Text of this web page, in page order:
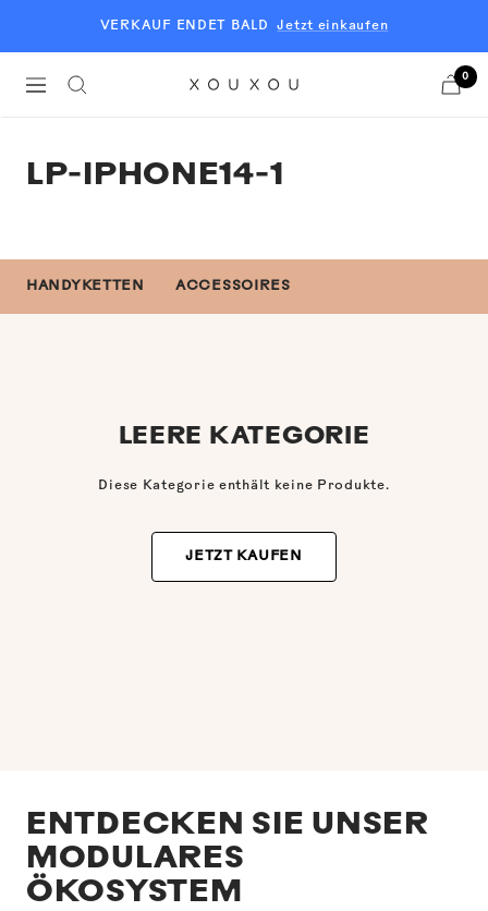
Inhalt
VERKAUF ENDET BALD Jetzt einkaufen
Navigation
XOUXOU
0
LP-IPHONE14-1
HANDYKETTEN ACCESSOIRES
LEERE KATEGORIE
Diese Kategorie enthält keine Produkte.
JETZT KAUFEN
ENTDECKEN SIE UNSER
MODULARES
ÖKOSYSTEM